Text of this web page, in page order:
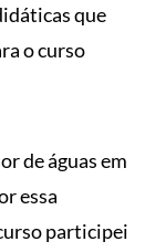
que
o curso
de águas em
essa
participei